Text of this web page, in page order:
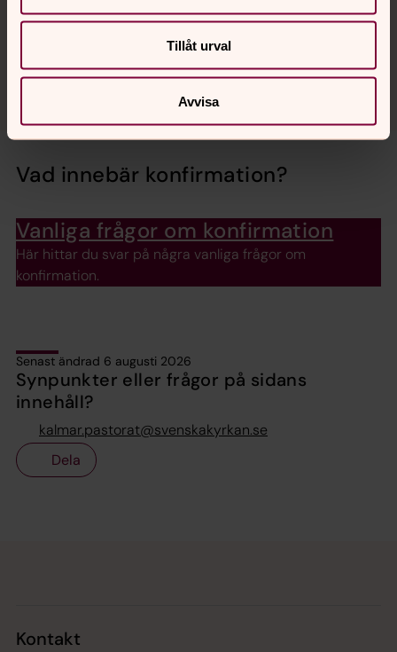
Tillåt urval
Avvisa
församling eller maila till
Vad innebär konfirmation?
Vanliga frågor om konfirmation
Här hittar du svar på några vanliga frågor om
konfirmation.
Senast ändrad 6 augusti 2026
Synpunkter eller frågor på sidans
innehåll?
kalmar.pastorat@svenskakyrkan.se
Dela
Kontakt